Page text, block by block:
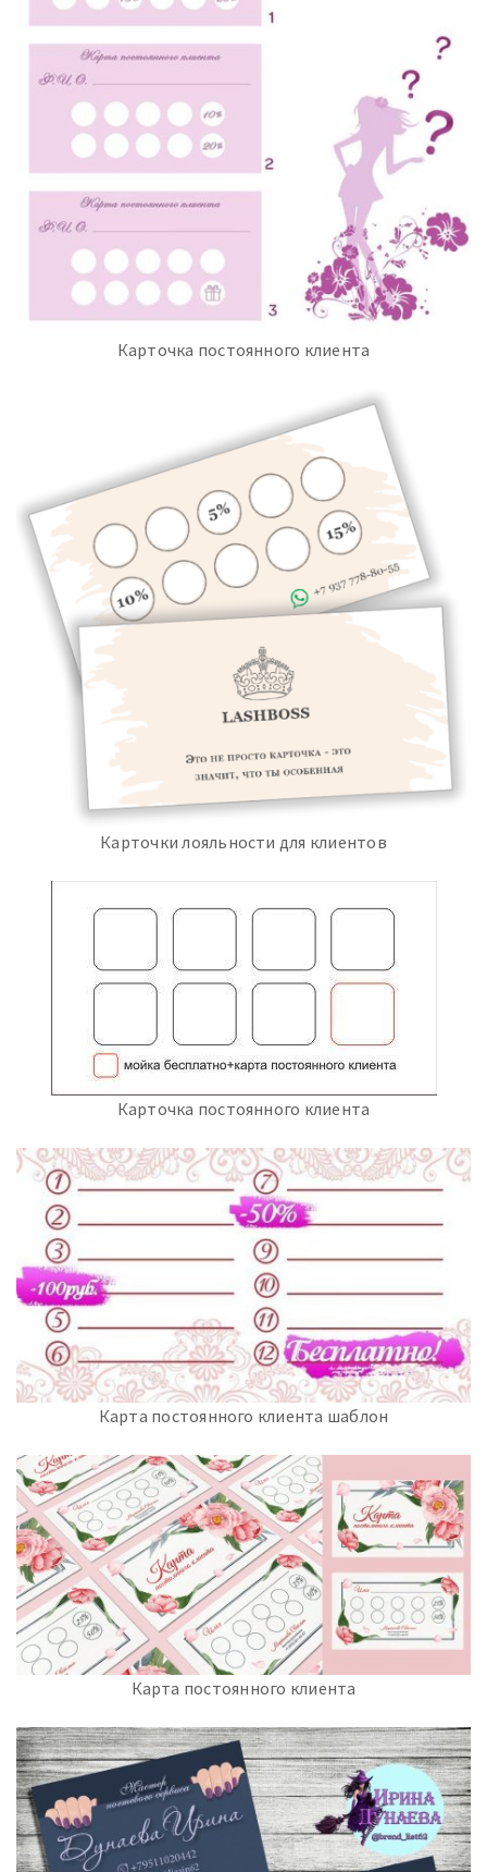
Карточка постоянного клиента
Карточки лояльности для клиентов
Карточка постоянного клиента
Карта постоянного клиента шаблон
Карта постоянного клиента